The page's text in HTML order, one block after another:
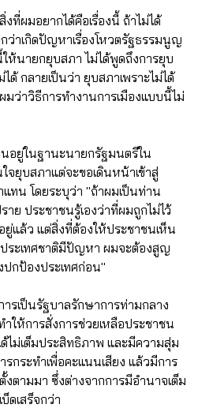
ที่ผมอยากได้คือเรื่องนี้ ถ้าไม่ได้
ว่าเกิดปัญหาเรื่องโหวตรัฐธรรมนูญ
ห้นายกยุบสภา ไม่ได้พูดถึงการยุบ
ด้ กลายเป็นว่า ยุบสภาเพราะไม่ได้
มว่าวิธีการทำงานการเมืองแบบนี้ไม่
อยู่ในฐานะนายกรัฐมนตรีใน
ยุบสภาแต่จะขอเดินหน้าเข้าสู่
ทน โดยระบุว่า "ถ้าผมเป็นท่าน
ย ประชาชนรู้เองว่าที่ผมถูกไม่ไว้
ยู่แล้ว แต่สิ่งที่ต้องให้ประชาชนเห็น
ระเทศชาติมีปัญหา ผมจะต้องสูญ
ปกป้องประเทศก่อน"
รเป็นรัฐบาลรักษาการท่ามกลาง
ให้การสั่งการช่วยเหลือประชาชน
ม่เต็มประสิทธิภาพ และมีความสุ่ม
รกระทำเพื่อคะแนนเสียง แล้วมีการ
งตามมา ซึ่งต่างจากการมีอำนาจเต็ม
ดเสร็จกว่า